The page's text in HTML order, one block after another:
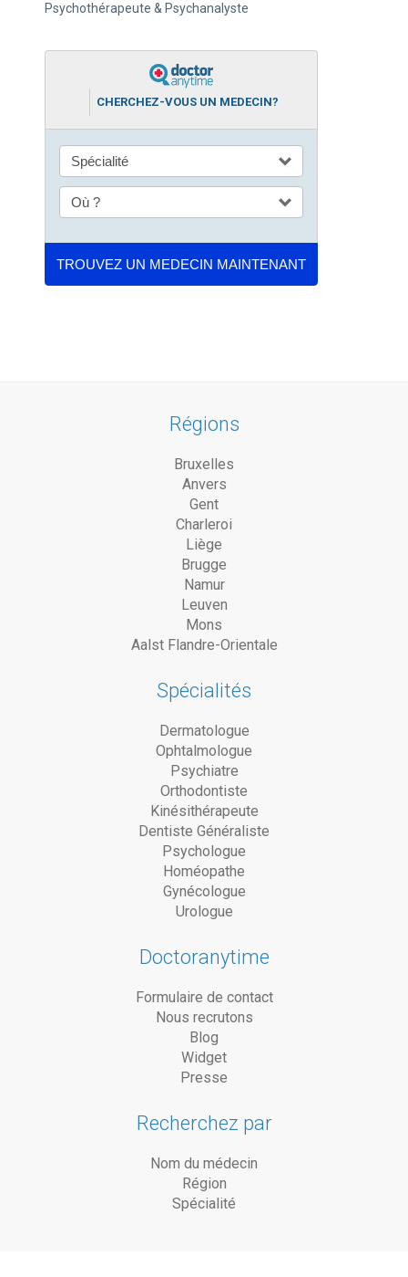
Psychothérapeute & Psychanalyste
CHERCHEZ-VOUS UN MEDECIN?
Régions
Bruxelles
Anvers
Gent
Charleroi
Liège
Brugge
Namur
Leuven
Mons
Aalst Flandre-Orientale
Spécialités
Dermatologue
Ophtalmologue
Psychiatre
Orthodontiste
Kinésithérapeute
Dentiste Généraliste
Psychologue
Homéopathe
Gynécologue
Urologue
Doctoranytime
Formulaire de contact
Nous recrutons
Blog
Widget
Presse
Recherchez par
Nom du médecin
Région
Spécialité